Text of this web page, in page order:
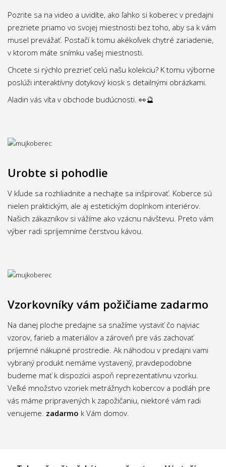
Pozrite sa na video a uvidíte, ako ľahko si koberec v predajni
prezriete priamo vo svojej miestnosti bez toho, aby sa k vám
musel prevážať. Postačí k tomu akékoľvek chytré zariadenie,
v ktorom máte snímku vašej miestnosti.
Chcete si rýchlo prezrieť celú našu kolekciu? K tomu výborne
poslúži interaktívny dotykový kiosk s detailnými obrázkami.
Aladin vás víta v obchode budúcnosti. 👀🔮
Urobte si pohodlie
V kľude sa rozhliadnite a nechajte sa inšpirovať. Koberce sú
nielen praktickým, ale aj estetickým doplnkom interiérov.
Našich zákazníkov si vážíme ako vzácnu návštevu. Preto vám
výber radi spríjemníme čerstvou kávou.
Vzorkovníky vám požičiame zadarmo
Na danej ploche predajne sa snažíme vystaviť čo najviac
vzorov, farieb a materiálov a zároveň pre vás zachovať
príjemné nákupné prostredie. Ak náhodou v predajni vami
vybraný produkt nemáme vystavený, pravdepodobne
budeme mať k dispozícii aspoň reprezentatívnu vzorku.
Veľké množstvo vzoriek metrážnych kobercov a podláh pre
vás máme pripravených k zapožičaniu, niektoré vám radi
venujeme. zadarmo k Vám domov.